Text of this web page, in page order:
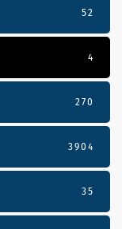
52
4
270
3904
35